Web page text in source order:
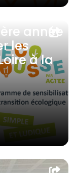
année
les
à la